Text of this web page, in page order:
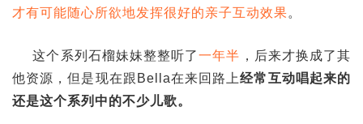
才有可能随心所欲地发挥很好的亲子互动效果。
这个系列石榴妹妹整整听了一年半 ，后来才换成了其
他资源，但是现在跟Bella在来回路上经常互动唱起来的
还是这个系列中的不少儿歌。